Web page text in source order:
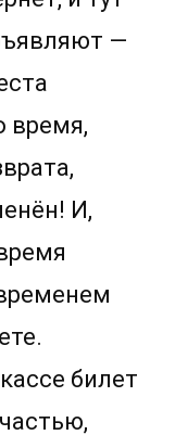
—
время,
И,
билет